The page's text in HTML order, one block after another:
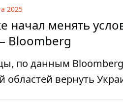
2025
начал менять
Bloomberg
по данным
областей вернуть